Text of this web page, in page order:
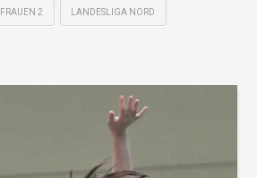
FRAUEN 2 LANDESLIGA NORD